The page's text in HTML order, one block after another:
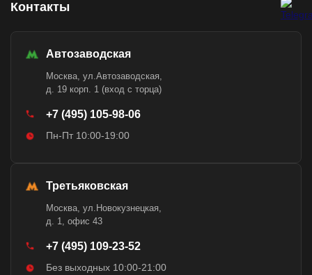
Контакты
Автозаводская
Москва, ул.Автозаводская,
д. 19 корп. 1 (вход с торца)
+7 (495) 105-98-06
Пн-Пт 10:00-19:00
Третьяковская
Москва, ул.Новокузнецкая,
д. 1, офис 43
+7 (495) 109-23-52
Без выходных 10:00-21:00